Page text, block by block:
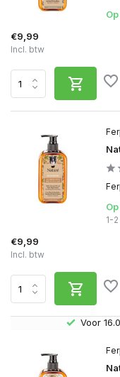
Voor
1-
€9,99
Incl. btw
€9,99
Incl. btw